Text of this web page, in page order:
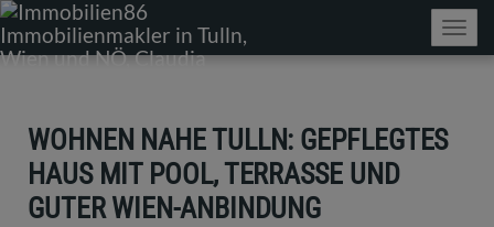
WOHNEN NAHE TULLN: GEPFLEGTES
HAUS MIT POOL, TERRASSE UND
GUTER WIEN-ANBINDUNG